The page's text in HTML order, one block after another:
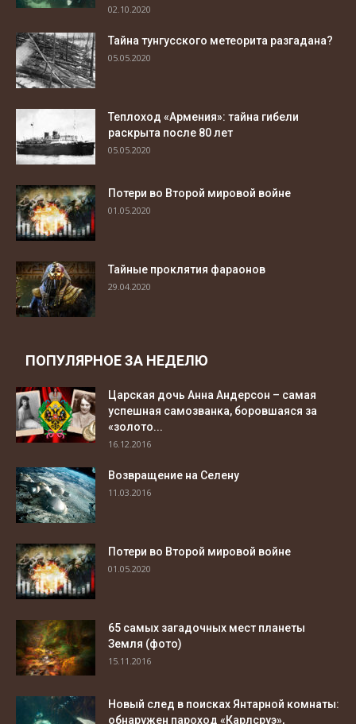
02.10.2020
Тайна тунгусского метеорита разгадана?
05.05.2020
Теплоход «Армения»: тайна гибели
раскрыта после 80 лет
05.05.2020
Потери во Второй мировой войне
01.05.2020
Тайные проклятия фараонов
29.04.2020
ПОПУЛЯРНОЕ ЗА НЕДЕЛЮ
Царская дочь Анна Андерсон – самая
успешная самозванка, боровшаяся за
«золото...
16.12.2016
Возвращение на Селену
11.03.2016
Потери во Второй мировой войне
01.05.2020
65 самых загадочных мест планеты
Земля (фото)
15.11.2016
Новый след в поисках Янтарной комнаты:
обнаружен пароход «Карлсруэ»,